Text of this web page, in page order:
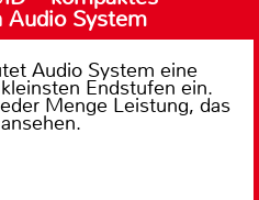
Audio System
Audio System eine
Endstufen ein.
Menge Leistung, das